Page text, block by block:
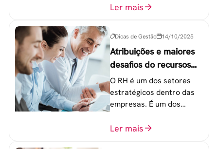
colaboradores na faixa de
Ler mais
Dicas de Gestão 14/10/2025
Atribuições e maiores
desafios do recursos
humanos em uma
empresa
O RH é um dos setores
estratégicos dentro das
empresas. É um dos
o atingimento das metas
Ler mais